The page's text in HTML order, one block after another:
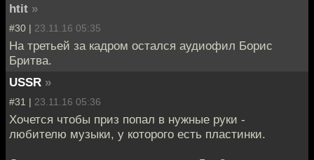
htit »
#30 | 23.11.16 05:35
На третьей за кадром остался аудиофил Борис
Бритва.
USSR »
#31 | 23.11.16 05:36
Хочется чтобы приз попал в нужные руки -
любителю музыки, у которого есть пластинки.